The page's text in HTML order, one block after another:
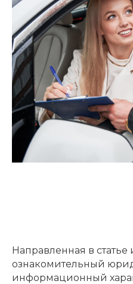
Направленная в
ознакомительный
информационный